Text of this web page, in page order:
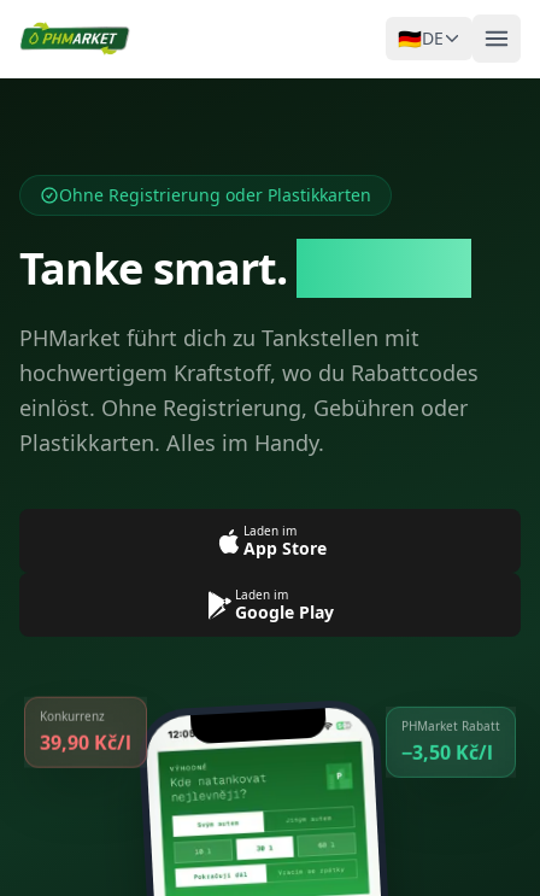
🇩🇪DE
Ohne Registrierung oder Plastikkarten
Tanke smart.
PHMarket führt dich zu Tankstellen mit
hochwertigem Kraftstoff, wo du Rabattcodes
einlöst. Ohne Registrierung, Gebühren oder
Plastikkarten. Alles im Handy.
Laden im
App Store
Laden im
Google Play
Konkurrenz
39,90 Kč/l
PHMarket Rabatt
−3,50 Kč/l